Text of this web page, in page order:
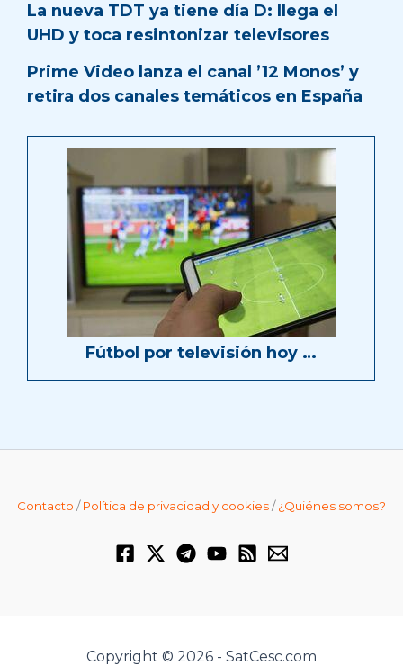
La nueva TDT ya tiene día D: llega el
UHD y toca resintonizar televisores
Prime Video lanza el canal ’12 Monos’ y
retira dos canales temáticos en España
Fútbol por televisión hoy …
Contacto /Política de privacidad y cookies/¿Quiénes somos?
Copyright © 2026 - SatCesc.com